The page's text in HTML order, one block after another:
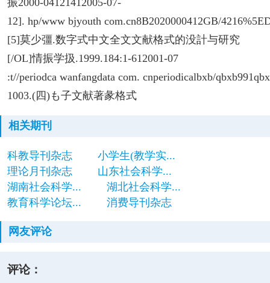
12]. hp/www bjyouth com.cn8B2020000412GB/
[5]莫少彊.数字式中文全文文献格式的没計与研究
[/OL]情振学扱.1999.184:1-612001-07
:t//periodca wanfangdata com. cnperiodicalbxb/
1003.(四)も子文献著彖格式
相关期刊
科教导刊杂志
小学生(教学实...
理论月刊杂志
山东社会科学...
湖南社会科学...
湖北社会科学...
教育科学论坛...
消费导刊杂志
网友评论
评论：